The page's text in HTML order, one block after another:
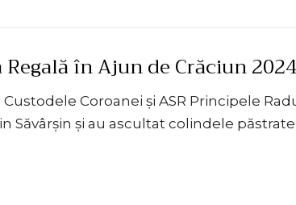
în Ajun de Crăciun 2024
Coroanei și ASR Principele
Săvârșin și au ascultat colindele